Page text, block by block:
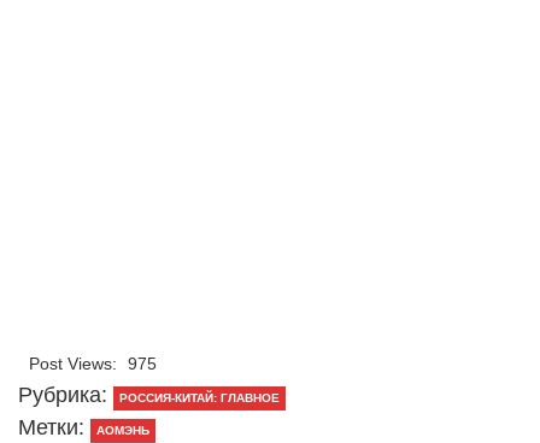
Post Views: 975
Рубрика: РОССИЯ-КИТАЙ: ГЛАВНОЕ
Метки: АОМЭНЬ